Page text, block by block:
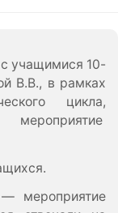
учащимися 10-
В.В., в рамках
цикла,
мероприятие